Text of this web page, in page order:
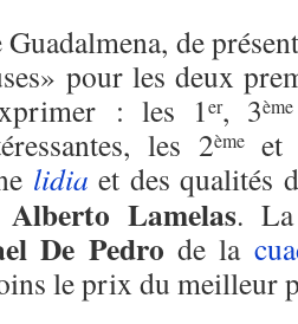
de
pour les deux
: les 1er, 3ème
les 2èmeet
lidia et des qualités
Alberto Lamelas.
De Pedro de la
le prix du meilleur